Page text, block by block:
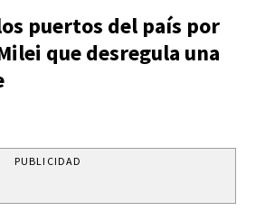
puertos del país por
que desregula una
PUBLICIDAD